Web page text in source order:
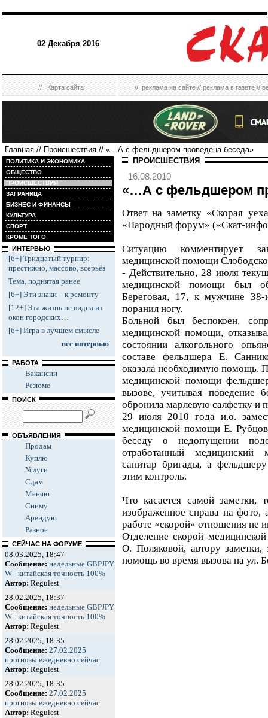
02 Декабря 2016
//Карта сайта //реклама на сайте//реклама в газете//
Главная // Происшествия // «…А с фельдшером проведена беседа»
ПОЛИТИКА И ЭКОНОМИКА
ОБЩЕСТВО
ПРОИСШЕСТВИЯ
ЗАГРАНИЦА
БИЗНЕС И ФИНАНСЫ
КУЛЬТУРА
СПОРТ
КРОМЕ ТОГО
ИНТЕРВЬЮ
[6+] Тридцатый турнир:
престижно, массово, всерьёз
Тема, поднятая ранее
[6+] Эти знаки – к ремонту
[12+] Эта жизнь не видна из
окон городских…
[6+] Игра в лучшем смысле
все интервью
РАБОТА
Вакансии
Резюме
ПОИСК
ОБЪЯВЛЕНИЯ
Продам
Куплю
Услуги
Сдам
Меняю
Сниму
Арендую
Разное
СЕЙЧАС НА ФОРУМЕ
08.03.2025, 18:47
Сообщение: недельные GBPJPY
W - китайская точность 100%
Автор: Regulest
28.02.2025, 18:37
Сообщение: недельные GBPJPY
W - китайская точность 100%
Автор: Regulest
28.02.2025, 18:35
Сообщение: 27.02.2025
прогнозы ежедневно сейчас
Автор: Regulest
28.02.2025, 18:35
Сообщение: 27.02.2025
прогнозы ежедневно сейчас
Автор: Regulest
ПРОИСШЕСТВИЯ
16.08.2010
«…А с фельдшером
Ответ на заметку «Скорая
«Народный форум» («Скат-
Ситуацию комментирует
медицинской помощи
- Действительно, 28 июля
медицинской помощи был
Береговая, 17, к мужчине
поранил ногу.
Больной был беспокоен,
медицинской помощи,
состоянии алкогольного
составе фельдшера Е.
оказала необходимую помощь.
медицинской помощи
вызове, учитывая поведение
обронила марлевую салфетку и
29 июля 2010 года и.о.
медицинской помощи Е.
беседу о недопущении
отработанный медицинский
санитар бригады, а
этим контроль.
Что касается самой заметки,
изображенное справа на фото,
работе «скорой» отношения не
Отделение скорой
О. Поляковой, автору
помощь во время вызова на ул.